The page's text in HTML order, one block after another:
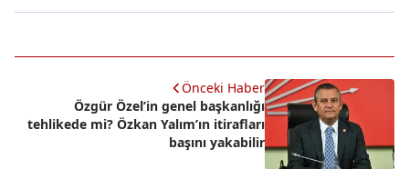
Önceki Haber
Özgür Özel’in genel başkanlığı
tehlikede mi? Özkan Yalım’ın itirafları
başını yakabilir